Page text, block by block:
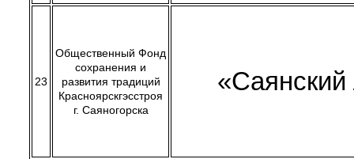
23
Общественный Фонд
сохранения и
развития традиций
Красноярскгэсстроя
г. Саяногорска